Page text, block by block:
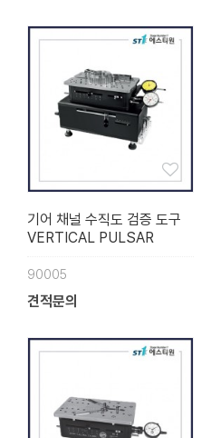
기어 채널 수직도 검증 도구
VERTICAL PULSAR
90005
견적문의